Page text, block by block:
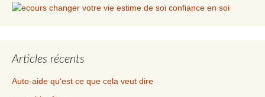
Articles récents
Auto-aide qu‘est ce que cela veut dire